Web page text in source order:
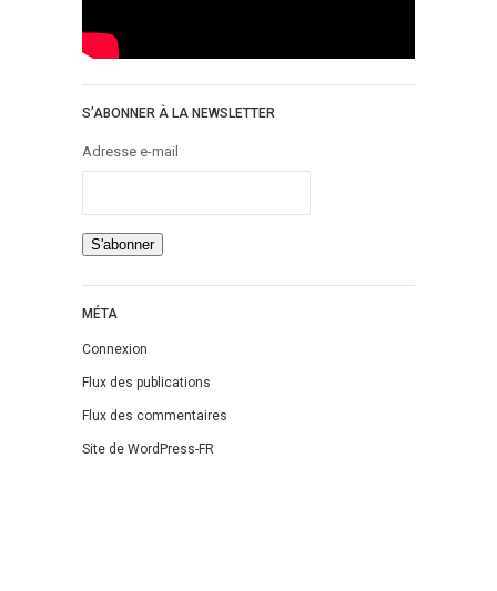
S’ABONNER À LA NEWSLETTER
Adresse e-mail
MÉTA
Connexion
Flux des publications
Flux des commentaires
Site de WordPress-FR